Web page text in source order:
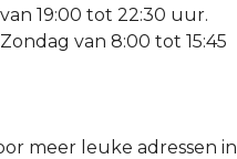
19:00 tot 22:30 uur.
van 8:00 tot 15:45
meer leuke adressen in